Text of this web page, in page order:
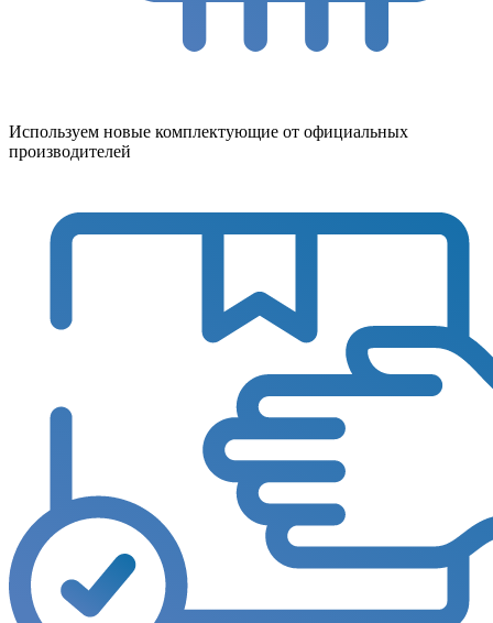
Используем новые комплектующие от официальных
производителей